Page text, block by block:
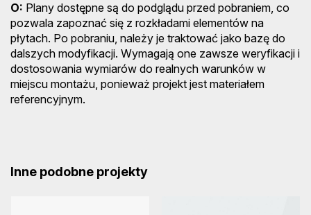
O: Plany dostępne są do podglądu przed pobraniem, co
pozwala zapoznać się z rozkładami elementów na
płytach. Po pobraniu, należy je traktować jako bazę do
dalszych modyfikacji. Wymagają one zawsze weryfikacji i
dostosowania wymiarów do realnych warunków w
miejscu montażu, ponieważ projekt jest materiałem
referencyjnym.
Inne podobne projekty